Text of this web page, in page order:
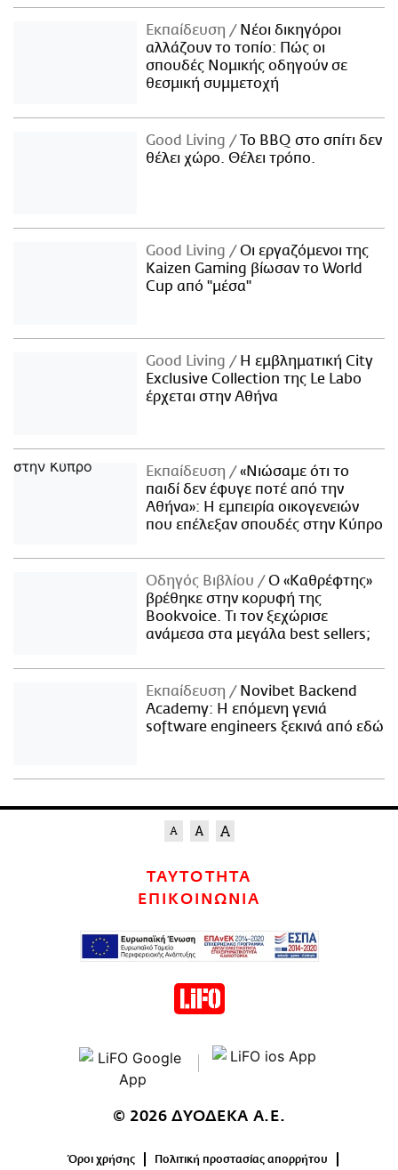
Εκπαίδευση
Νέοι δικηγόροι
αλλάζουν το τοπίο: Πώς οι
σπουδές Νομικής οδηγούν σε
θεσμική συμμετοχή
Good Living
Το BBQ στο σπίτι δεν
θέλει χώρο. Θέλει τρόπο.
Good Living
Οι εργαζόμενοι της
Kaizen Gaming βίωσαν το World
Cup από "μέσα"
Good Living
Η εμβληματική City
Exclusive Collection της Le Labo
έρχεται στην Αθήνα
Εκπαίδευση
«Νιώσαμε ότι το
παιδί δεν έφυγε ποτέ από την
Αθήνα»: Η εμπειρία οικογενειών
που επέλεξαν σπουδές στην Κύπρο
Οδηγός Βιβλίου
Ο «Καθρέφτης»
βρέθηκε στην κορυφή της
Bookvoice. Τι τον ξεχώρισε
ανάμεσα στα μεγάλα best sellers;
Εκπαίδευση
Novibet Backend
Academy: Η επόμενη γενιά
software engineers ξεκινά από εδώ
ΤΑΥΤΟΤΗΤΑ
ΕΠΙΚΟΙΝΩΝΙΑ
© 2026 ΔΥΟΔΕΚΑ Α.Ε.
Όροι χρήσης Πολιτική προστασίας απορρήτου